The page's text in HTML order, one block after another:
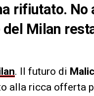
rifiutato. No
Milan
. Il futuro di
alla ricca offerta